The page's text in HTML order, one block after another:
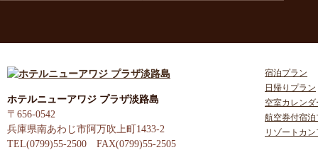
ホテルニューアワジ プラザ淡路島
〒656-0542
兵庫県南あわじ市阿万吹上町1433-2
TEL(0799)55-2500 FAX(0799)55-2505
宿泊プラン
日帰りプラン
空室カレンダ
航空券付宿泊
リゾートカ